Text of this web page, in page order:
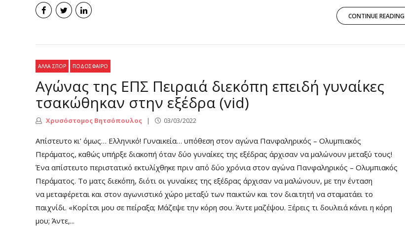
CONTINUE READING
ΆΛΛΑ ΣΠΟΡ ΠΟΔΌΣΦΑΙΡΟ
Αγώνας της ΕΠΣ Πειραιά διεκόπη επειδή γυναίκες
τσακώθηκαν στην εξέδρα (vid)
Χρυσόστομος Βητσόπουλος 03/03/2022
Απίστευτο κι’ όμως… Ελληνικό! Γυναικεία… υπόθεση στον αγώνα Πανφαληρικός – Ολυμπιακός
Περάματος, καθώς υπήρξε διακοπή όταν δύο γυναίκες της εξέδρας άρχισαν να μαλώνουν μεταξύ τους!
Ένα απίστευτο περιστατικό εκτυλίχθηκε πριν από δύο χρόνια στον αγώνα Πανφαληρικός – Ολυμπιακός
Περάματος. Το ματς διεκόπη, διότι οι γυναίκες της εξέδρας άρχισαν να μαλώνουν, με την ένταση
να μεταφέρεται και στον αγωνιστικό χώρο μεταξύ των παικτών και τον διαιτητή να σταματάει το
παιχνίδι. «Κορίτσι μου σε πείραξα; Μάζεψε την κόρη σου. Άντε μαζέψου. Ξέρεις τι δουλειά κάνει η κόρη
μου; Άντε,...